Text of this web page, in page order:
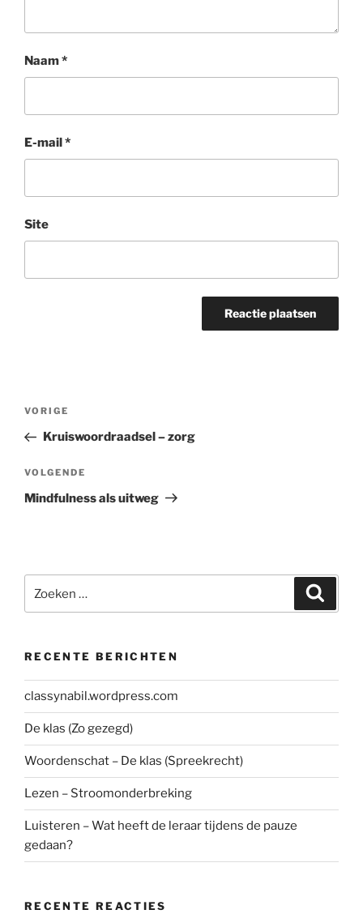
Naam*
E-mail*
Site
Bericht
Vorig
bericht
VORIGE
Kruiswoordraadsel – zorg
Volgend
bericht
VOLGENDE
Mindfulness als uitweg
naar:
RECENTE BERICHTEN
classynabil.wordpress.com
De klas (Zo gezegd)
Woordenschat – De klas (Spreekrecht)
Lezen – Stroomonderbreking
Luisteren – Wat heeft de leraar tijdens de pauze
gedaan?
RECENTE REACTIES